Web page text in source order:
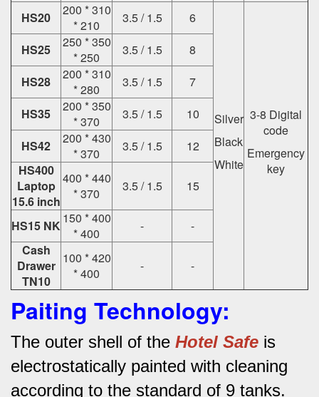
HS20
200 * 310
* 210
3.5 / 1.5 6
Silver
Black
White
3-8 Digital
code
Emergency
key
HS25
250 * 350
* 250
3.5 / 1.5
8
HS28
200 * 310
* 280
3.5 / 1.5
7
HS35
200 * 350
* 370
3.5 / 1.5
10
HS42
200 * 430
* 370
3.5 / 1.5
12
HS400
Laptop
15.6 inch
400 * 440
* 370
3.5 / 1.5 15
HS15 NK 150 * 400
* 400
-
-
Cash
Drawer
TN10
100 * 420
* 400
- -
Paiting Technology:
The outer shell of the Hotel Safe is
electrostatically painted with cleaning
according to the standard of 9 tanks.